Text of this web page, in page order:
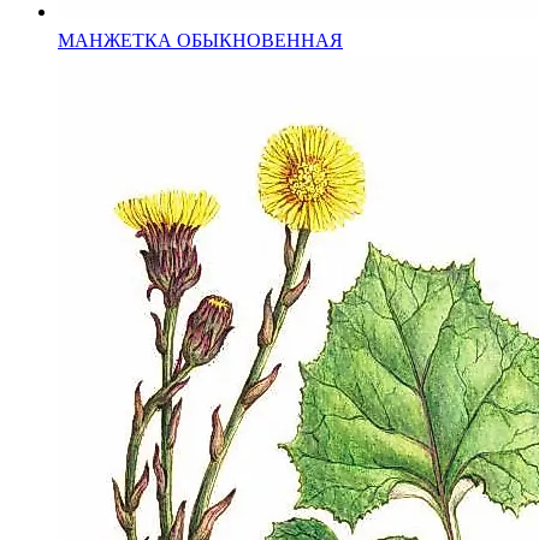
МАНЖЕТКА ОБЫКНОВЕННАЯ